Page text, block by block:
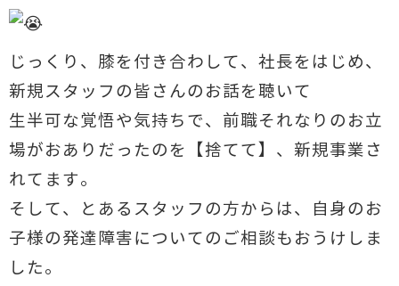
じっくり、膝を付き合わして、社長をはじめ、
新規スタッフの皆さんのお話を聴いて
生半可な覚悟や気持ちで、前職それなりのお立
場がおありだったのを【捨てて】、新規事業さ
れてます。
そして、とあるスタッフの方からは、自身のお
子様の発達障害についてのご相談もお うけしま
した。